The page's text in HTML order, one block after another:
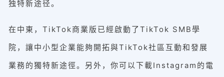
独特新途径。
在中東，TikTok商業版已經啟動了TikTok SMB學
院，讓中小型企業能夠開拓與TikTok社區互動和發展
業務的獨特新途徑。另外，你可以下載Instagram的電